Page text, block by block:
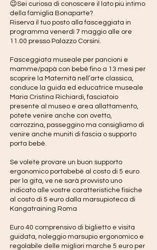
😉Sei curiosa di conoscere il lato più intimo
della famiglia Bonaparte?
Riserva il tuo posto alla fasceggiata in
programma venerdì 7 maggio alle ore
11.00 presso Palazzo Corsini.
Fasceggiata museale per pancioni e
mamme/papà con bebè fino a 13 mesi per
scoprire la Maternità nell’arte classica,
conduce la guida ed educatrice museale
Maria Cristina Richiardi, fasciatoio
presente al museo e area allattamento,
potete venire anche con ovetto,
carrozzina, passeggino ma consigliamo di
venire anche muniti di fascia o supporto
porta bebè.
Se volete provare un buon supporto
ergonomico portabebè al costo di 5 euro
per la gita, ve ne sarà provvisto uno
indicato alle vostre caratteristiche fisiche
al costo di 5 euro dalla marsupioteca di
Kangatraining Roma
Euro 40 comprensivo di biglietto e visita
guidata, noleggio marsupio ergonomico e
regolabile delle migliori marche 5 euro per